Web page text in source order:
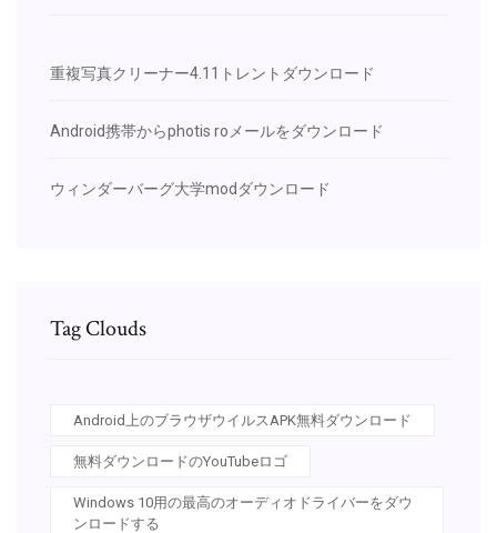
重複写真クリーナー4.11トレントダウンロード
Android携帯からphotis roメールをダウンロード
ウィンダーバーグ大学modダウンロード
Tag Clouds
Android上のブラウザウイルスAPK無料ダウンロード
無料ダウンロードのYouTubeロゴ
Windows 10用の最高のオーディオドライバーをダウ
ンロードする